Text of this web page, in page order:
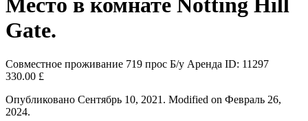
Место в комнате Notting Hill
Gate.
Совместное проживание 719 прос Б/у Аренда ID: 11297
330.00 £
Опубликовано Сентябрь 10, 2021. Modified on Февраль 26,
2024.